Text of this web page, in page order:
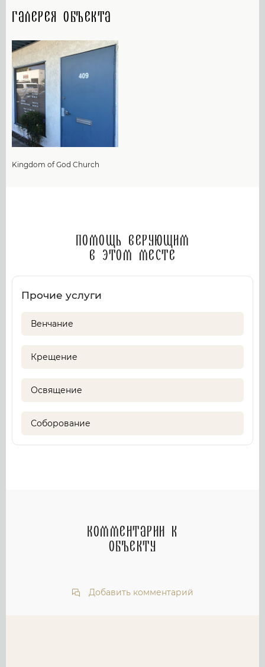
Галерея объекта
Kingdom of God Church
Помощь верующим
в этом месте
Прочие услуги
Венчание
Крещение
Освящение
Соборование
Комментарии к
объекту
Добавить комментарий